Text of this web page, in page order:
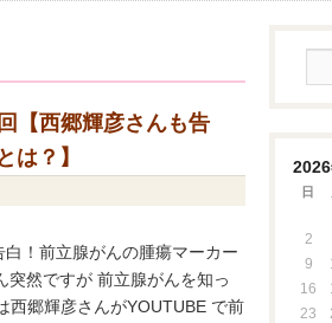
【西郷輝彦さんも告
は？】
白！前立腺がんの腫瘍マーカー
突然ですが 前立腺がんを知っ
西郷輝彦さんがYOUTUBE で前
2026
日
2
9
16
23